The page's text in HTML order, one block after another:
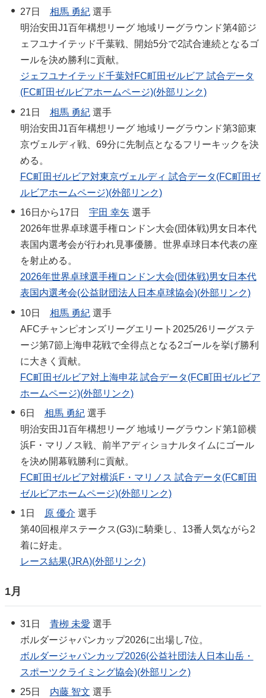
27日 相馬 勇紀選手
明治安田J1百年構想リーグ 地域リーグラウンド第4節ジ
ェフユナイテッド千葉戦、開始5分で2試合連続となるゴ
ールを決め勝利に貢献。
ジェフユナイテッド千葉対FC町田ゼルビア 試合データ
(FC町田ゼルビアホームページ)(外部リンク)
21日 相馬 勇紀選手
明治安田J1百年構想リーグ 地域リーグラウンド第3節東
京ヴェルディ戦、69分に先制点となるフリーキックを決
める。
FC町田ゼルビア対東京ヴェルディ 試合データ(FC町田ゼ
ルビアホームページ)(外部リンク)
16日から17日 宇田 幸矢 選手
2026年世界卓球選手権ロンドン大会(団体戦)男女日本代
表国内選考会が行われ見事優勝。世界卓球日本代表の座
を射止める。
2026年世界卓球選手権ロンドン大会(団体戦)男女日本代
表国内選考会(公益財団法人日本卓球協会)(外部リンク)
10日 相馬 勇紀選手
AFCチャンピオンズリーグエリート2025/26リーグステ
ージ第7節上海申花戦で全得点となる2ゴールを挙げ勝利
に大きく貢献。
FC町田ゼルビア対上海申花 試合データ(FC町田ゼルビア
ホームページ)(外部リンク)
6日 相馬 勇紀選手
明治安田J1百年構想リーグ 地域リーグラウンド第1節横
浜F・マリノス戦、前半アディショナルタイムにゴール
を決め開幕戦勝利に貢献。
FC町田ゼルビア対横浜F・マリノス 試合データ(FC町田
ゼルビアホームページ)(外部リンク)
1日
原 優介 選手
第40回根岸ステークス(G3)に騎乗し、13番人気ながら2
着に好走。
レース結果(JRA)(外部リンク)
1月
31日 青栁 未愛 選手
ボルダージャパンカップ2026に出場し7位。
ボルダージャパンカップ2026(公益社団法人日本山岳・
スポーツクライミング協会)(外部リンク)
25日 内藤 智文 選手